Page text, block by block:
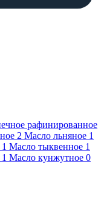
рафинированное
2 Масло льняное 1
1 Масло тыквенное 1
1 Масло кунжутное 0